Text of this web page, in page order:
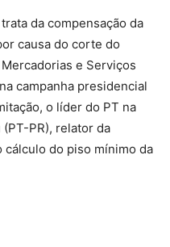
da compensação da
causa do corte do
e Serviços
campanha presidencial
o líder do PT na
PR), relator da
cálculo do piso mínimo da